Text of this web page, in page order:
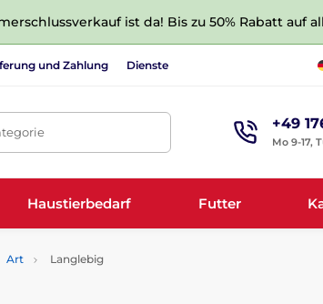
ist da! Bis zu 50% Rabatt auf
und Zahlung Dienste
+49
Mo 9-17,
Haustierbedarf Futter
Art Langlebig